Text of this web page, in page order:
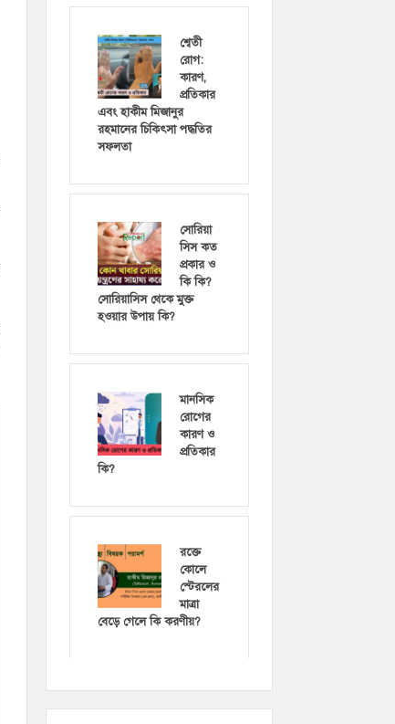
শ্বেতী
রোগ:
কারণ,
প্রতিকার
এবং হাকীম মিজানুর
রহমানের চিকিৎসা পদ্ধতির
সফলতা
সোরিয়া
সিস কত
প্রকার ও
কি কি?
সোরিয়াসিস থেকে মুক্ত
হওয়ার উপায় কি?
মানসিক
রোগের
কারণ ও
প্রতিকার
কি?
রক্তে
কোলে
স্টেরলের
মাত্রা
বেড়ে গেলে কি করণীয়?